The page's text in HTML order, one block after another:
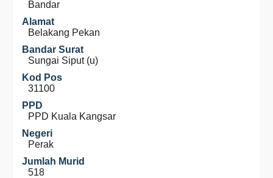
Bandar
Alamat
Belakang Pekan
Bandar Surat
Sungai Siput (u)
Kod Pos
31100
PPD
PPD Kuala Kangsar
Negeri
Perak
Jumlah Murid
518